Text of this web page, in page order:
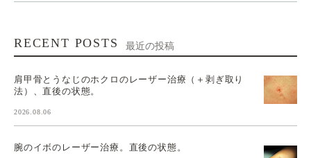
RECENT POSTS 最近の投稿
肩甲骨とうなじのホクロのレーザー治療（＋剥ぎ取り
法）、直後の状態。
2026.08.06
腕のイボのレーザー治療。直後の状態。